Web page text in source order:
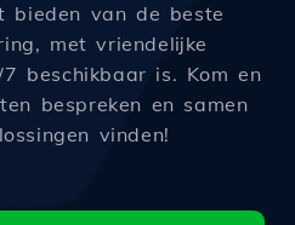
bieden van de beste
met vriendelijke
beschikbaar is. Kom en
bespreken en samen
vinden!